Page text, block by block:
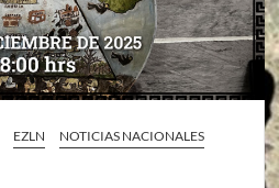
EZLN
NOTICIAS NACIONALES